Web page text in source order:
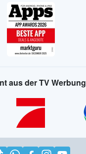
aus der TV Werbung